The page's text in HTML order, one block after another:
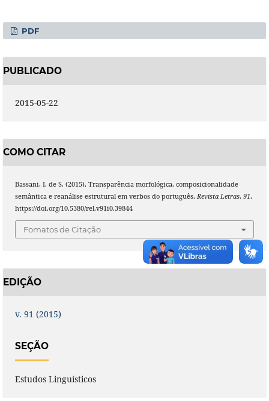
PDF
PUBLICADO
2015-05-22
COMO CITAR
Bassani, I. de S. (2015). Transparência morfológica, composicionalidade
semântica e reanálise estrutural em verbos do português. Revista Letras, 91.
https://doi.org/10.5380/rel.v91i0.39844
Fomatos de Citação
EDIÇÃO
v. 91 (2015)
SEÇÃO
Estudos Linguísticos